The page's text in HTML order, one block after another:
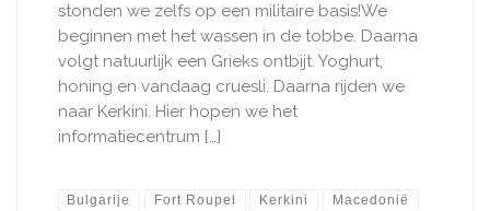
stonden we zelfs op een militaire basis!We
beginnen met het wassen in de tobbe. Daarna
volgt natuurlijk een Grieks ontbijt. Yoghurt,
honing en vandaag cruesli. Daarna rijden we
naar Kerkini. Hier hopen we het
informatiecentrum […]
Bulgarije Fort Roupel Kerkini Macedonië